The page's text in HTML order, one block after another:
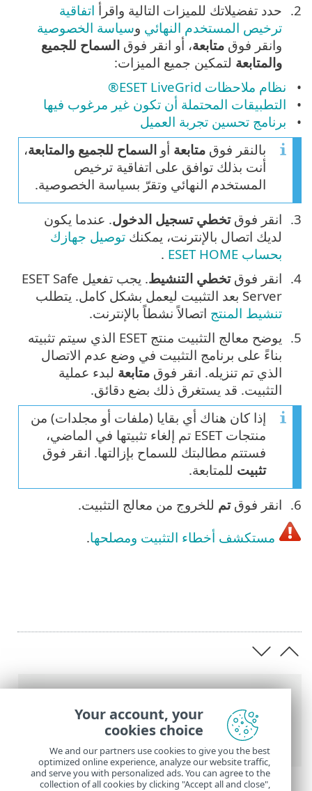
تعليمات ESET عبر الإنترنت >
ESET Safe
Server
> التثبيت > تثبيت دون اتصال
حدد تفضيلاتك للميزات التالية واقرأ اتفاقية
ترخيص المستخدم النهائي وسياسة الخصوصية
وانقر فوق متابعة، أو انقر فوق السماح للجميع
والمتابعة لتمكين جميع الميزات:
نظام ملاحظات ESET LiveGrid®
التطبيقات المحتملة أن تكون غير مرغوب فيها
برنامج تحسين تجربة العميل
بالنقر فوق متابعة أو السماح للجميع والمتابعة،
أنت بذلك توافق على اتفاقية ترخيص
المستخدم النهائي وتقرّ بسياسة الخصوصية.
انقر فوقتخطي تسجيل الدخول. عندما يكون
لديك اتصال بالإنترنت، يمكنك توصيل جهازك
بحساب ESET HOME
.
انقر فوقتخطي التنشيط
. يجب تفعيل ESET Safe
Server بعد التثبيت ليعمل بشكل كامل. يتطلب
تنشيط المنتج اتصالاً نشطاً بالإنترنت.
يوضح معالج التثبيت منتج ESET الذي سيتم تثبيته
بناءً على برنامج التثبيت في وضع عدم الاتصال
الذي تم تنزيله. انقر فوق متابعة لبدء عملية
التثبيت. قد يستغرق ذلك بضع دقائق.
إذا كان هناك أي بقايا (ملفات أو مجلدات) من
منتجات ESET تم إلغاء تثبيتها في الماضي،
فستتم مطالبتك للسماح بإزالتها. انقر فوق
تثبيت للمتابعة.
انقر فوقتم للخروج من معالج التثبيت.
مستكشف أخطاء التثبيت ومصلحها.
Your account, your
cookies choice
We and our partners use cookies to give you the best
optimized online experience, analyze our website traffic,
and serve you with personalized ads. You can agree to the
collection of all cookies by clicking "Accept all and close",